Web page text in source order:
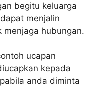
begitu keluarga
menjalin
menjaga hubungan.
ucapan
kepada
anda diminta